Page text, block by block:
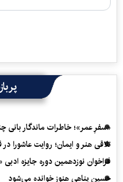
«سفرِ عمر»؛ خاطرات ماندگار بانی
تلاقی هنر و ایمان؛ روایت عاشورا
فراخوان نوزدهمین دوره جایزه
حسین پناهی هنوز خوانده می‌شود